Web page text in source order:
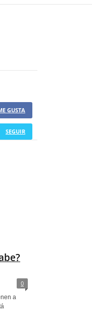
GUSTA
SEGUIR
0
a